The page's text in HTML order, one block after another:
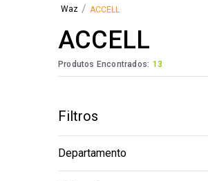
ACCELL
ACCELL
Produtos Encontrados: 13
Filtros
Departamento